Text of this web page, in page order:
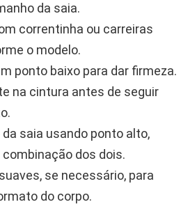
da saia.
correntinha ou carreiras
o modelo.
ponto baixo para dar firmeza.
na cintura antes de seguir
saia usando ponto alto,
dos dois.
se necessário, para
do corpo.